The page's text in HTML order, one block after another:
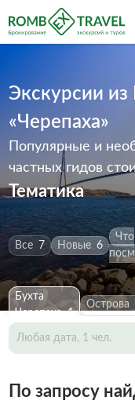
Экскурсии из
«Черепаха»
Популярные и
частных гидов
Тематика
Все 7 Новые 6
Что
Бухта
Черепаха 1
Острова
Любая дата, 1 чел.
По запросу